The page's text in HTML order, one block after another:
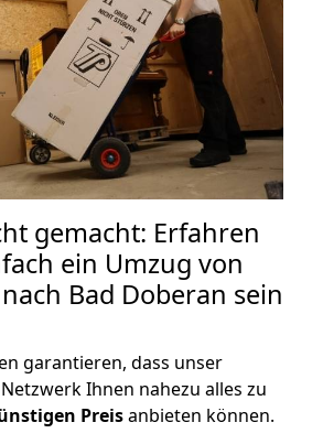
gemacht: Erfahren
ein Umzug von
Bad Doberan sein
garantieren, dass unser
Ihnen nahezu alles zu
Preisanbieten können.